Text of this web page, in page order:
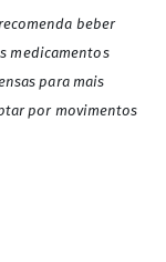
beber
medicamentos
para mais
por movimentos